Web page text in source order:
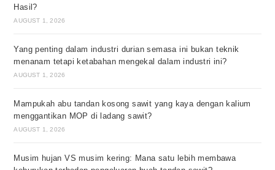
Hasil?
AUGUST 1, 2026
Yang penting dalam industri durian semasa ini bukan teknik
menanam tetapi ketabahan mengekal dalam industri ini?
AUGUST 1, 2026
Mampukah abu tandan kosong sawit yang kaya dengan kalium
menggantikan MOP di ladang sawit?
AUGUST 1, 2026
Musim hujan VS musim kering: Mana satu lebih membawa